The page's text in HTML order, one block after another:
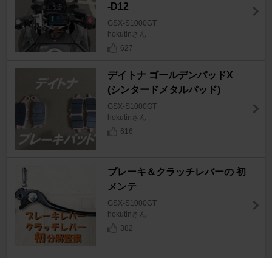
-D12
GSX-S1000GT
hokutinさん
627
デイトナ ゴールデンパッドX
(シンタードメタルパッド)
GSX-S1000GT
hokutinさん
616
ブレーキ＆クラッチレバーの 初
メンテ
GSX-S1000GT
hokutinさん
382